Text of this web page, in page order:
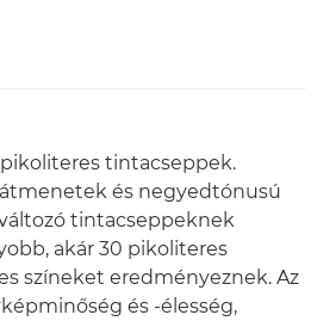
tintacseppek.
és negyedtónusú
tintacseppeknek
akár 30 pikoliteres
színeket eredményeznek. Az
és -élesség,